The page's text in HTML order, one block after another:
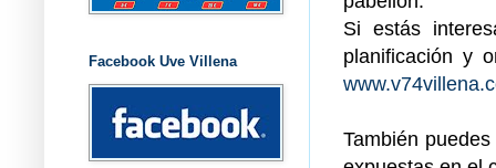
Si estás
planificación y
También
Facebook Uve Villena